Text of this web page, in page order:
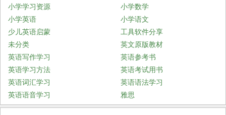
小学学习资源
小学数学
小学英语
小学语文
少儿英语启蒙
工具软件分享
未分类
英文原版教材
英语写作学习
英语参考书
英语学习方法
英语考试用书
英语词汇学习
英语语法学习
英语语音学习
雅思